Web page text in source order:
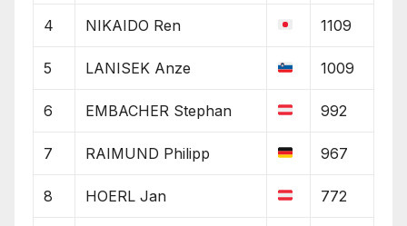
4 NIKAIDO Ren 1109
5 LANISEK Anze 1009
6 EMBACHER Stephan 992
7 RAIMUND Philipp 967
8 HOERL Jan 772